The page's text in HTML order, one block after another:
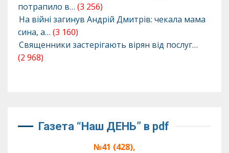
потрапило в… (3 256)
На війні загинув Андрій Дмитрів: чекала мама
сина, а… (3 160)
Священники застерігають вірян від послуг…
(2 968)
Газета “Наш ДЕНЬ” в pdf
№41 (428),